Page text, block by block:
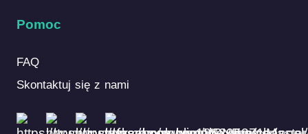
Pomoc
FAQ
Skontaktuj się z nami